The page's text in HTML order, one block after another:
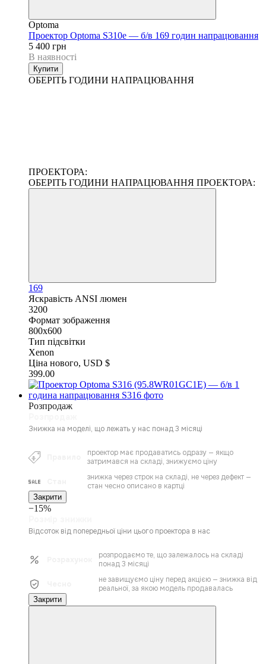
Optoma
Проектор Optoma S310e — б/в 169 годин напрацювання
5 400 грн
В наявності
Купити
ОБЕРІТЬ ГОДИНИ НАПРАЦЮВАННЯ
ПРОЕКТОРА:
ОБЕРІТЬ ГОДИНИ НАПРАЦЮВАННЯ ПРОЕКТОРА:
169
Яскравість ANSI люмен
3200
Формат зображення
800x600
Тип підсвітки
Xenon
Ціна нового, USD $
399.00
Розпродаж
Знижка на моделі, що лежать у нас понад 3 місяці
проектор має продаватись одразу — якщо
затримався на складі, знижуємо ціну
знижка через строк на складі, не через дефект —
стан чесно описано в картці
Закрити
−15%
Відсоток від попередньої ціни цього проектора в нас
розпродаємо те, що залежалось на складі
понад 3 місяці
не завищуємо ціну перед акцією — знижка від
реальної, за якою модель продавалась
Закрити